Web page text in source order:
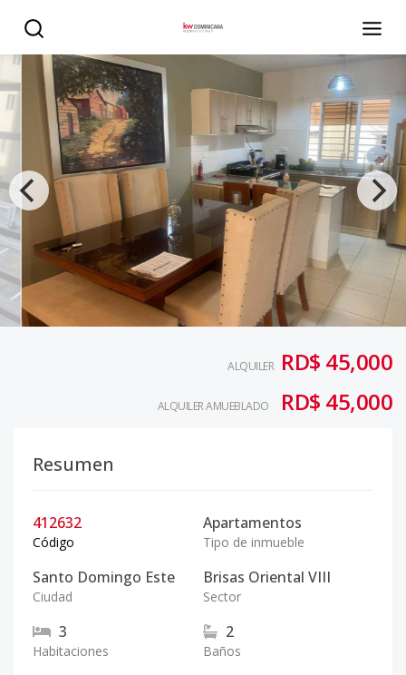
ALQUILER RD$ 45,000
ALQUILER AMUEBLADO RD$ 45,000
Resumen
412632
Código
Apartamentos
Tipo de inmueble
Santo Domingo Este
Ciudad
Brisas Oriental VIII
Sector
3
Habitaciones
2
Baños